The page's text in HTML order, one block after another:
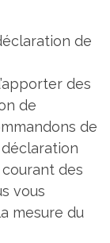
de
des
de
de
des
vous
mesure du